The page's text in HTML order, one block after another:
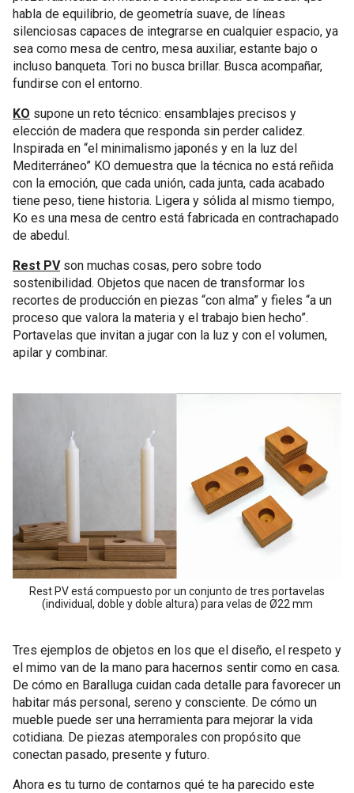
habla de equilibrio, de geometría suave, de líneas
silenciosas capaces de integrarse en cualquier espacio, ya
sea como mesa de centro, mesa auxiliar, estante bajo o
incluso banqueta. Tori no busca brillar. Busca acompañar,
fundirse con el entorno.
KO supone un reto técnico: ensamblajes precisos y
elección de madera que responda sin perder calidez.
Inspirada en “el minimalismo japonés y en la luz del
Mediterráneo” KO demuestra que la técnica no está reñida
con la emoción, que cada unión, cada junta, cada acabado
tiene peso, tiene historia. Ligera y sólida al mismo tiempo,
Ko es una mesa de centro está fabricada en contrachapado
de abedul.
Rest PVson muchas cosas, pero sobre todo
sostenibilidad. Objetos que nacen de transformar los
recortes de producción en piezas “con alma” y fieles “a un
proceso que valora la materia y el trabajo bien hecho”.
Portavelas que invitan a jugar con la luz y con el volumen,
apilar y combinar.
Rest PV está compuesto por un conjunto de tres portavelas
(individual, doble y doble altura) para velas de Ø22 mm
Tres ejemplos de objetos en los que el diseño, el respeto y
el mimo van de la mano para hacernos sentir como en casa.
De cómo en Baralluga cuidan cada detalle para favorecer un
habitar más personal, sereno y consciente. De cómo un
mueble puede ser una herramienta para mejorar la vida
cotidiana. De piezas atemporales con propósito que
conectan pasado, presente y futuro.
Ahora es tu turno de contarnos qué te ha parecido este